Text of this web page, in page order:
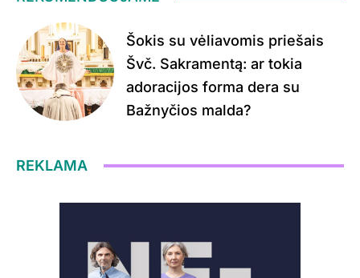
Šokis su vėliavomis priešais
Švč. Sakramentą: ar tokia
adoracijos forma dera su
Bažnyčios malda?
REKLAMA